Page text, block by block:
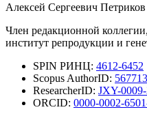
Алексей Сергеевич Петриков
Член редакционной
институт репродукции и
SPIN РИНЦ: 4612-6452
Scopus AuthorID:
ResearcherID: JXY-
ORCID: 0000-0002-